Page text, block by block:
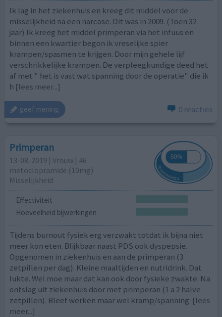
Ik lag in het ziekenhuis en kreeg dit middel voor de
misselijkheid na een narcose. Dit was in 2009. (Toen 32
jaar) Ik kreeg het middel primperan via het infuus en
binnen een kwartier begon ik vreselijke spier
krampen/spasmen te krijgen. Door mijn gehele lijf
verschrikkelijke krampen. De verpleegkundige deed het
af met " het is vast wat spanning door de operatie" die ik
h [lees meer...]
geef mening 0 reacties
Primperan
13-08-2019 | Vrouw | 46
metoclopramide (10mg)
Misselijkheid
Effectiviteit
Hoeveelheid bijwerkingen
Tijdens burnout fysiek erg verzwakt totdat ik bijna niet
meer kon eten. Blijkbaar naast PDS ook dyspepsie.
Opgenomen in ziekenhuis en aan de primperan (3
zetpillen per dag). Kleine maaltijden en nutridrink. Dat
lukte. Wel moe maar dat kan ook door fysieke zwakte. Na
ontslag uit ziekenhuis door met primperan (1 a 2 halve
zetpillen). Bleef werken maar wel kramp/spanning [lees
meer...]